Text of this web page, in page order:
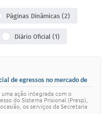
Páginas Dinâmicas (2)
Diário Oficial (1)
de egressos no mercado de
ação integrada com o
do Sistema Prisional (Presp),
os serviços da Secretaria